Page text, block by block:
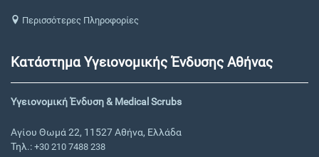
Περισσότερες Πληροφορίες
Κατάστημα Υγειονομικής Ένδυσης Αθήνας
Υγειονομική Ένδυση & Medical Scrubs
Αγίου Θωμά 22, 11527 Αθήνα, Ελλάδα
Τηλ.: +30 210 7488 238